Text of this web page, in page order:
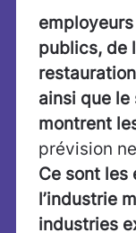
publics, de
ainsi que
montrent
prévision
Ce sont les
l’industrie
industries